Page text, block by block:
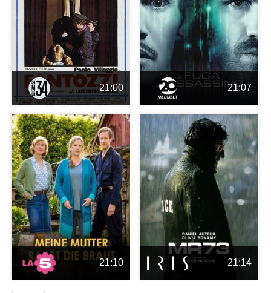
21:00 21:07
21:10 21:14